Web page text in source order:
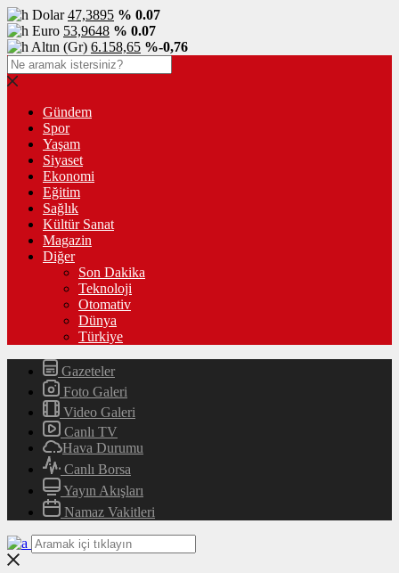
Dolar47,3895 % 0.07
Euro 53,9648 % 0.07
Altın (Gr) 6.158,65 %-0,76
Gündem
Spor
Yaşam
Siyaset
Ekonomi
Eğitim
Sağlık
Kültür Sanat
Magazin
Diğer
Son Dakika
Teknoloji
Otomativ
Dünya
Türkiye
Gazeteler
Foto Galeri
Video Galeri
Canlı TV
Hava Durumu
Canlı Borsa
Yayın Akışları
Namaz Vakitleri